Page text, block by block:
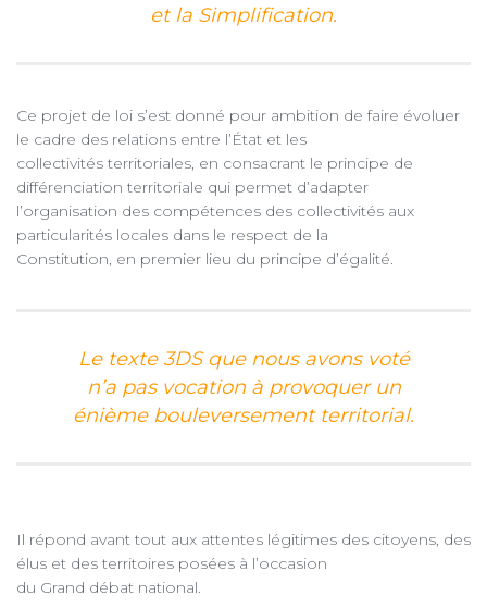
et la Simplification.
Ce projet de loi s’est donné pour ambition de faire évoluer
le cadre des relations entre l’État et les
collectivités territoriales, en consacrant le principe de
différenciation territoriale qui permet d’adapter
l’organisation des compétences des collectivités aux
particularités locales dans le respect de la
Constitution, en premier lieu du principe d’égalité.
Le texte 3DS que nous avons voté
n’a pas vocation à provoquer un
énième bouleversement territorial.
Il répond avant tout aux attentes légitimes des citoyens, des
élus et des territoires posées à l’occasion
du Grand débat national.